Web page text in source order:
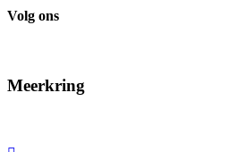
Volg ons
Meerkring